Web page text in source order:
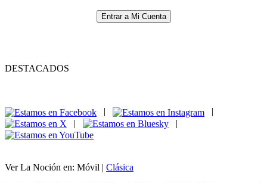
Entrar a Mi Cuenta
DESTACADOS
|
|
Ver La Noción en: Móvil | Clásica